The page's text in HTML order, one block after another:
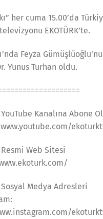
her cuma 15.00’da
EKOTÜRK’te.
Feyza
Yunus Turhan oldu.
YouTube Kanalına Abone Ol
Resmi Web Sitesi
Sosyal Medya Adresleri